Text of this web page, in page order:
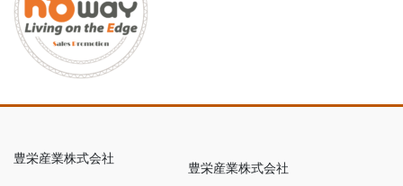
豊栄産業株式会社
豊栄産業株式会社